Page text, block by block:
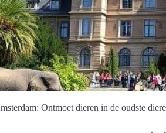
Ontmoet dieren in de oudste